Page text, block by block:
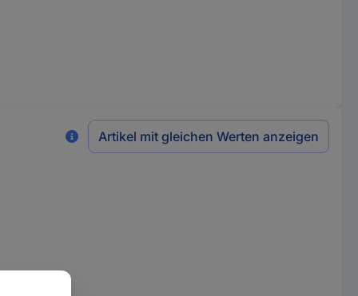
Artikel mit gleichen Werten anzeigen